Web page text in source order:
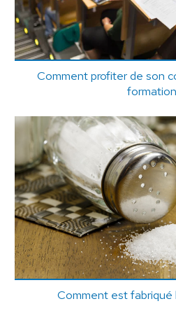
Comment profiter de son
Comment est fabriqué